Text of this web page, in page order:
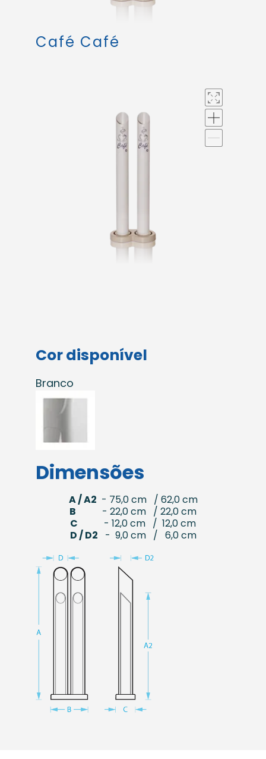
Café Café
Cor disponível
Branco
Dimensões
A / A2 - 75,0 cm / 62,0 cm
B - 22,0 cm / 22,0 cm
C - 12,0 cm / 12,0 cm
D / D2 - 9,0 cm / 6,0 cm